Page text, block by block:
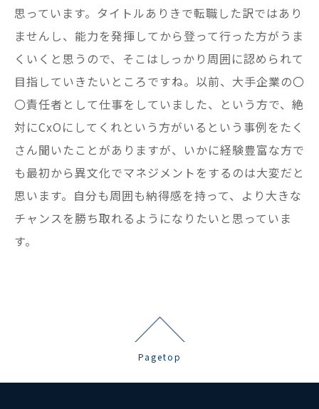
思っています。タイトルありきで転職した訳ではあり
ませんし、能力を発揮してから登って行った方がうま
くいくと思うので、そこはしっかり周囲に認められて
目指していきたいところですね。以前、大手企業の〇
〇責任者として仕事をしていました、という方で、絶
対にCxOにしてくれという方がいるという事例をたく
さん聞いたことがありますが、いかに経験豊富な方で
も最初から異文化でマネジメントをするのは大変だと
思います。自分も周囲も納得感を持って、より大きな
チャンスを勝ち取れるようになりたいと思っていま
す。
Pagetop